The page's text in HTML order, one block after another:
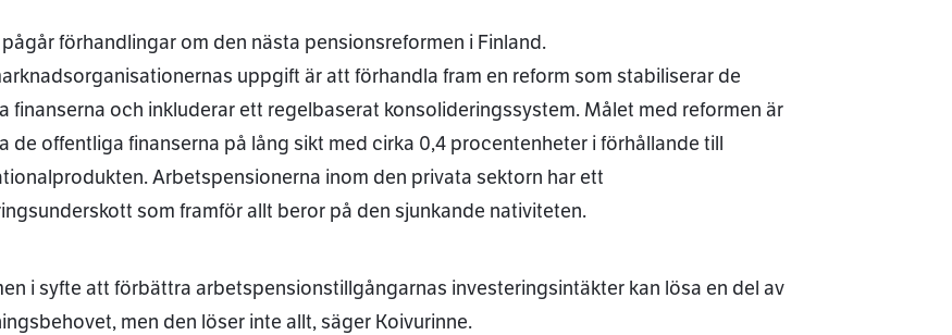
förhandlingar om den nästa pensionsreformen i Finland.
uppgift är att förhandla fram en reform som stabiliserar de
finanserna och inkluderar ett regelbaserat konsolideringssystem. Målet med reformen är
de offentliga finanserna på lång sikt med cirka 0,4 procentenheter i förhållande till
Arbetspensionerna inom den privata sektorn har ett
som framför allt beror på den sjunkande nativiteten.
i syfte att förbättra arbetspensionstillgångarnas investeringsintäkter kan lösa en del av
men den löser inte allt, säger Koivurinne.